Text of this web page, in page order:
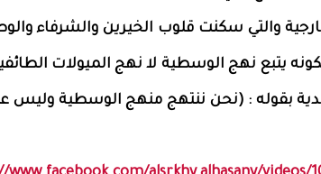
والتي سكنت قلوب الخيرين والشرفاء
يتبع نهج الوسطية لا نهج الميولات
بقوله : (نحن ننتهج منهج الوسطية